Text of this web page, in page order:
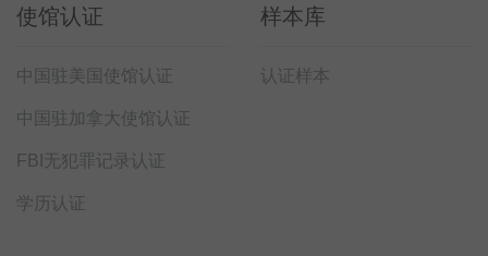
使馆认证
中国驻美国使馆认证
中国驻加拿大使馆认证
FBI无犯罪记录认证
学历认证
样本库
认证样本